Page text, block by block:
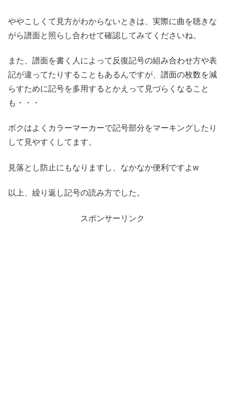
ややこしくて見方がわからないときは、実際に曲を聴きな
がら譜面と照らし合わせて確認してみてくださいね。
また、譜面を書く人によって反復記号の組み合わせ方や表
記が違ってたりすることもあるんですが、譜面の枚数を減
らすために記号を多用するとかえって見づらくなること
も・・・
ボクはよくカラーマーカーで記号部分をマーキングしたり
して見やすくしてます。
見落とし防止にもなりますし、なかなか便利ですよw
以上、繰り返し記号の読み方でした。
スポンサーリンク